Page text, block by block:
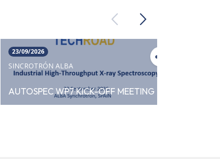
PreviousNext
23/09/2026
SINCROTRÓN ALBA
AUTOSPEC WP7 KICK-OFF MEETING